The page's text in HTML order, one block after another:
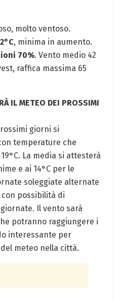
molto ventoso.
, minima⁤ in‌ aumento.
70%. Vento medio 42 ​
raffica massima 65
IL METEO DEI PROSSIMI
giorni si
​temperature‌ che
La​ media si attesterà
e ai 14°C per le⁢
soleggiate alternate
⁤possibilità di
Il vento sarà
potranno raggiungere ⁤i
interessante per
meteo nella città.